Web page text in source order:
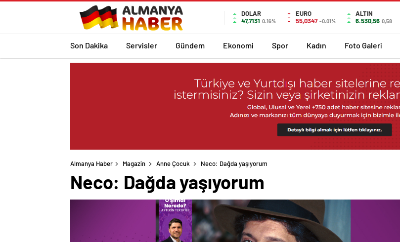
DOLAR
47,7131 0.16%
EURO
55,0347 -0.01%
ALTIN
6.530,56 0,58
Son Dakika Servisler Gündem Ekonomi Spor Kadın Foto Galeri
Almanya Haber Magazin Anne Çocuk Neco: Dağda yaşıyorum
Neco: Dağda yaşıyorum